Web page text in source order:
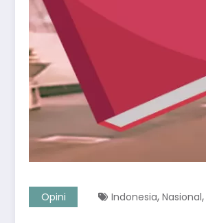
Opini Indonesia, Nasional,